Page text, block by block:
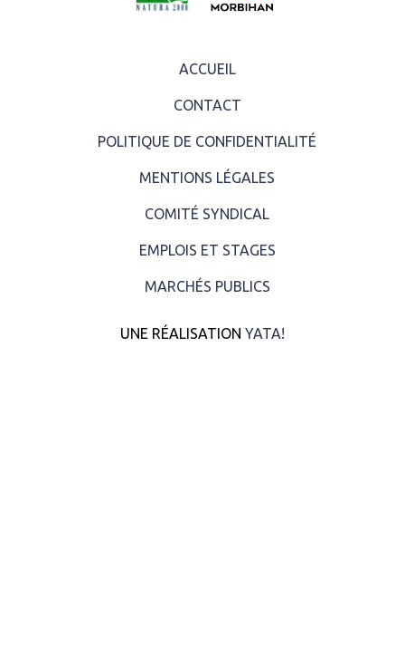
ACCUEIL
CONTACT
POLITIQUE DE CONFIDENTIALITÉ
MENTIONS LÉGALES
COMITÉ SYNDICAL
EMPLOIS ET STAGES
MARCHÉS PUBLICS
UNE RÉALISATION YATA!